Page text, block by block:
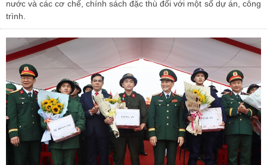
nước và các cơ chế, chính sách đặc thù đối với một số dự án, công
trình.